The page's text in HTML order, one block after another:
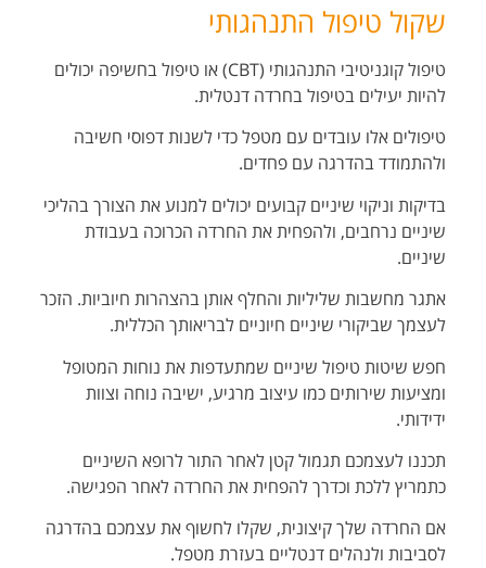
שקול טיפול התנהגותי
טיפול קוגניטיבי התנהגותי (CBT) או טיפול בחשיפה יכולים
להיות יעילים בטיפול בחרדה דנטלית.
טיפולים אלו עובדים עם מטפל כדי לשנות דפוסי חשיבה
ולהתמודד בהדרגה עם פחדים.
בדיקות וניקוי שיניים קבועים יכולים למנוע את הצורך בהליכי
שיניים נרחבים, ולהפחית את החרדה הכרוכה בעבודת
שיניים.
אתגר מחשבות שליליות והחלף אותן בהצהרות חיוביות. הזכר
לעצמך שביקורי שיניים חיוניים לבריאותך הכללית.
חפש שיטות טיפול שיניים שמתעדפות את נוחות המטופל
ומציעות שירותים כמו עיצוב מרגיע, ישיבה נוחה וצוות
ידידותי.
תכננו לעצמכם תגמול קטן לאחר התור לרופא השיניים
כתמריץ ללכת וכדרך להפחית את החרדה לאחר הפגישה.
אם החרדה שלך קיצונית, שקלו לחשוף את עצמכם בהדרגה
לסביבות ולנהלים דנטליים בעזרת מטפל.